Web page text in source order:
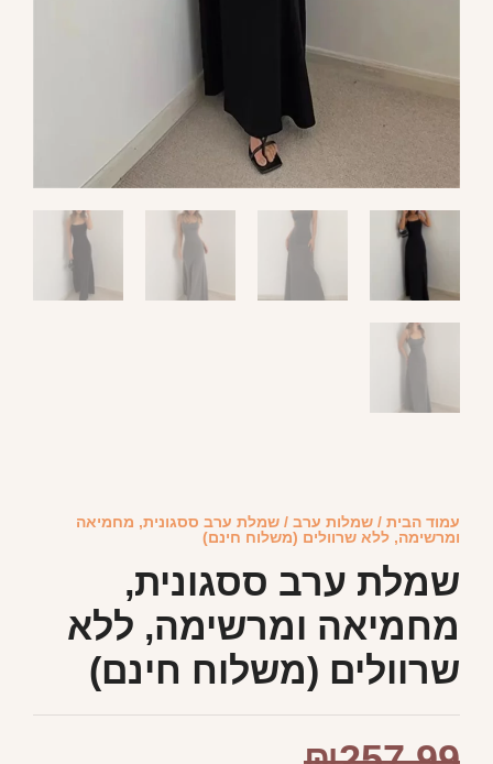
עמוד הבית / שמלות ערב / שמלת ערב ססגונית, מחמיאה
ומרשימה, ללא שרוולים (משלוח חינם)
שמלת ערב ססגונית,
מחמיאה ומרשימה, ללא
שרוולים (משלוח חינם)